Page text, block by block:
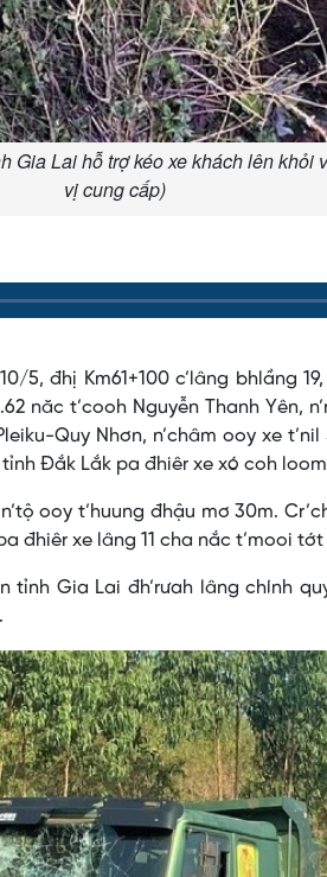
Lai hỗ trợ kéo xe khách lên khỏi
vị cung cấp)
5, đhị Km61+100 c’lâng bhlầng
năc t’cooh Nguyễn Thanh Yên,
Quy Nhơn, n’châm ooy xe
tỉnh Đắk Lắk pa đhiêr xe xó coh
ooy t’huung đhậu mơ 30m.
đhiêr xe lâng 11 cha nắc t’mooi tớt
tỉnh Gia Lai đh’rưah lâng chính